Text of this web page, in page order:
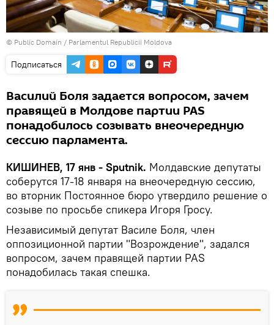
© Public Domain / Parlamentul Republicii Moldova
Подписаться
Василий Боля задается вопросом, зачем
правящей в Молдове партии PAS
понадобилось созывать внеочередную
сессию парламента.
КИШИНЕВ, 17 янв - Sputnik. Молдавские депутаты
соберутся 17-18 января на внеочередную сессию,
во вторник Постоянное бюро утвердило решение о
созыве по просьбе спикера Игоря Гросу.
Независимый депутат Василе Боля, член
оппозиционной партии "Возрождение", задался
вопросом, зачем правящей партии PAS
понадобилась такая спешка.